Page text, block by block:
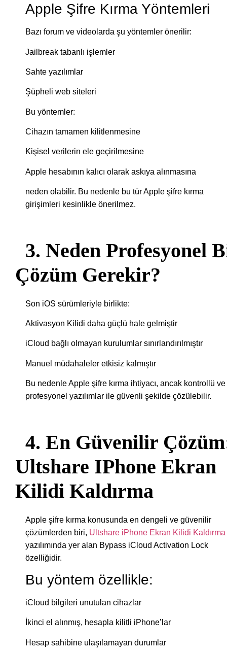
Apple Şifre Kırma Yöntemleri
Bazı forum ve videolarda şu yöntemler önerilir:
Jailbreak tabanlı işlemler
Sahte yazılımlar
Şüpheli web siteleri
Bu yöntemler:
Cihazın tamamen kilitlenmesine
Kişisel verilerin ele geçirilmesine
Apple hesabının kalıcı olarak askıya alınmasına
neden olabilir. Bu nedenle bu tür Apple şifre kırma
girişimleri kesinlikle önerilmez.
3. Neden Profesyonel
Çözüm Gerekir?
Son iOS sürümleriyle birlikte:
Aktivasyon Kilidi daha güçlü hale gelmiştir
iCloud bağlı olmayan kurulumlar sınırlandırılmıştır
Manuel müdahaleler etkisiz kalmıştır
Bu nedenle Apple şifre kırma ihtiyacı, ancak kontrollü ve
profesyonel yazılımlar ile güvenli şekilde çözülebilir.
4. En Güvenilir
Ultshare IPhone Ekran
Kilidi Kaldırma
Apple şifre kırma konusunda en dengeli ve güvenilir
çözümlerden biri, Ultshare iPhone Ekran Kilidi Kaldırma
yazılımında yer alan Bypass iCloud Activation Lock
özelliğidir.
Bu yöntem özellikle:
iCloud bilgileri unutulan cihazlar
İkinci el alınmış, hesapla kilitli iPhone’lar
Hesap sahibine ulaşılamayan durumlar